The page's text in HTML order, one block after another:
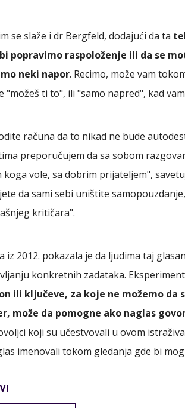
se slaže i dr Bergfeld, dodajući da ta
popravimo raspoloženje ili da se
neki napor. Recimo, može vam
"možeš ti to", ili "samo napred", kad
računa da to nikad ne bude
preporučujem da sa sobom
koga vole, sa dobrim prijateljem",
da sami sebi uništite
kritičara".
iz 2012. pokazala je da ljudima taj
konkretnih zadataka.
ili ključeve, za koje ne možemo da
može da pomogne ako naglas
koji su učestvovali u ovom
imenovali tokom gledanja gde bi